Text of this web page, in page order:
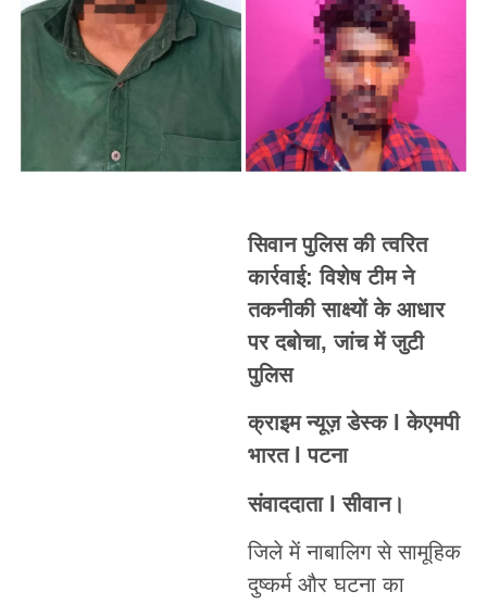
सिवान पुलिस की त्वरित
कार्रवाई: विशेष टीम ने
तकनीकी साक्ष्यों के आधार
पर दबोचा, जांच में जुटी
पुलिस
क्राइम न्यूज़ डेस्क l केएमपी
भारत l पटना
संवाददाता l सीवान।
जिले में नाबालिग से सामूहिक
दुष्कर्म और घटना का